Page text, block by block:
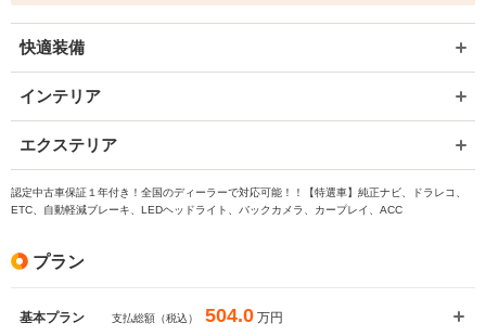
快適装備
インテリア
エクステリア
認定中古車保証１年付き！全国のディーラーで対応可能！！【特選車】純正ナビ、ドラレコ、
ETC、自動軽減ブレーキ、LEDヘッドライト、バックカメラ、カープレイ、ACC
プラン
基本プラン 支払総額（税込） 504.0 万円